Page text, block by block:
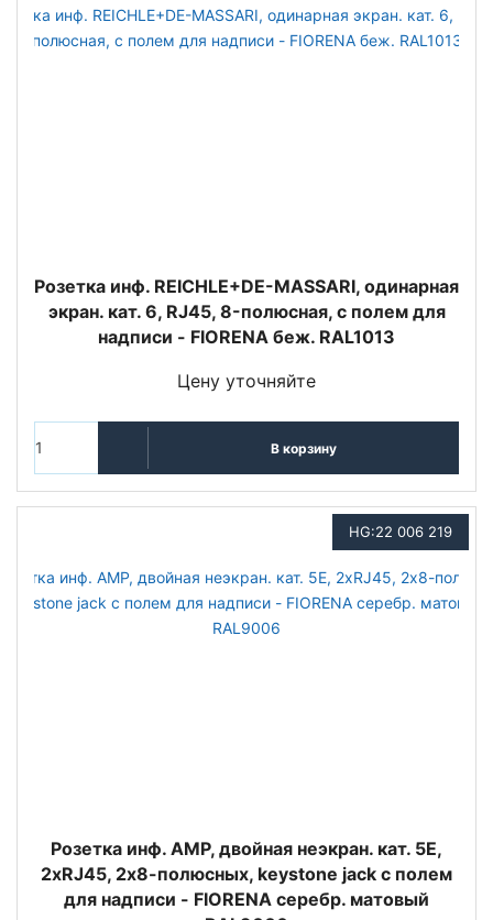
Розетка инф. REICHLE+DE-MASSARI, одинарная
экран. кат. 6, RJ45, 8-полюсная, с полем для
надписи - FIORENA беж. RAL1013
Цену уточняйте
В корзину
HG:22 006 219
Розетка инф. АMP, двойная неэкран. кат. 5E,
2хRJ45, 2х8-полюсных, keystone jack с полем
для надписи - FIORENA серебр. матовый